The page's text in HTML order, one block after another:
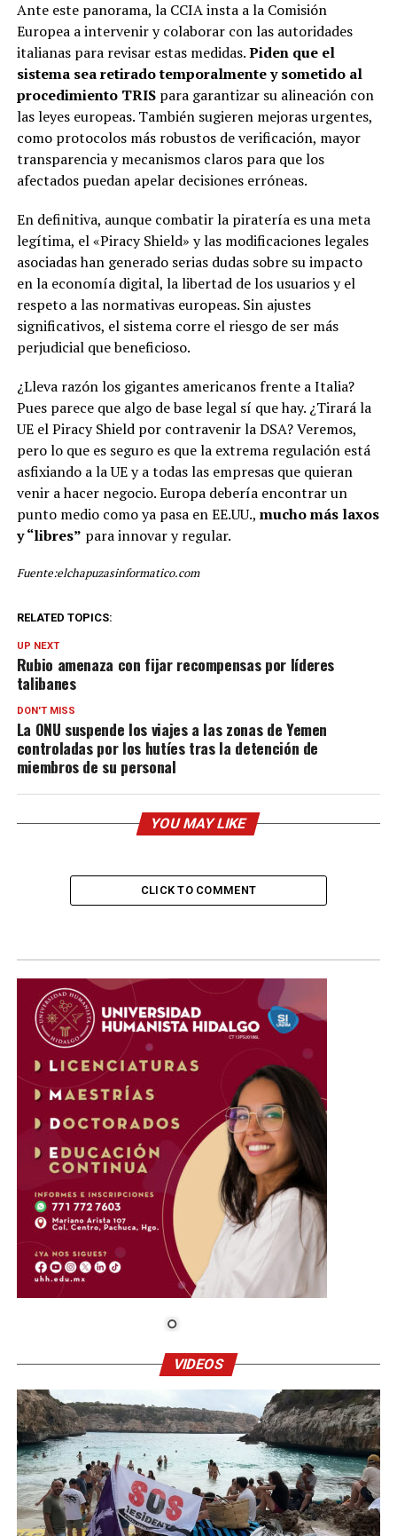
Ante este panorama, la CCIA insta a la Comisión
Europea a intervenir y colaborar con las autoridades
italianas para revisar estas medidas.Piden que el
sistema sea retirado temporalmente y sometido al
procedimiento TRISpara garantizar su alineación con
las leyes europeas. También sugieren mejoras urgentes,
como protocolos más robustos de verificación, mayor
transparencia y mecanismos claros para que los
afectados puedan apelar decisiones erróneas.
En definitiva, aunque combatir la piratería es una meta
legítima, el «Piracy Shield» y las modificaciones legales
asociadas han generado serias dudas sobre su impacto
en la economía digital, la libertad de los usuarios y el
respeto a las normativas europeas. Sin ajustes
significativos, el sistema corre el riesgo de ser más
perjudicial que beneficioso.
¿Lleva razón los gigantes americanos frente a Italia?
Pues parece que algo de base legal sí que hay. ¿Tirará la
UE el Piracy Shield por contravenir la DSA? Veremos,
pero lo que es seguro es que la extrema regulación está
asfixiando a la UE y a todas las empresas que quieran
venir a hacer negocio. Europa debería encontrar un
punto medio como ya pasa en EE.UU., mucho más laxos
y “libres” para innovar y regular.
Fuente:elchapuzasinformatico.com
RELATED TOPICS:
UP NEXT
Rubio amenaza con fijar recompensas por líderes
talibanes
DON'T MISS
La ONU suspende los viajes a las zonas de Yemen
controladas por los hutíes tras la detención de
miembros de su personal
YOU MAY LIKE
CLICK TO COMMENT
VIDEOS